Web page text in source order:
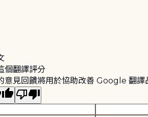
個翻譯評分
意見回饋將用於協助改善 Google 翻譯